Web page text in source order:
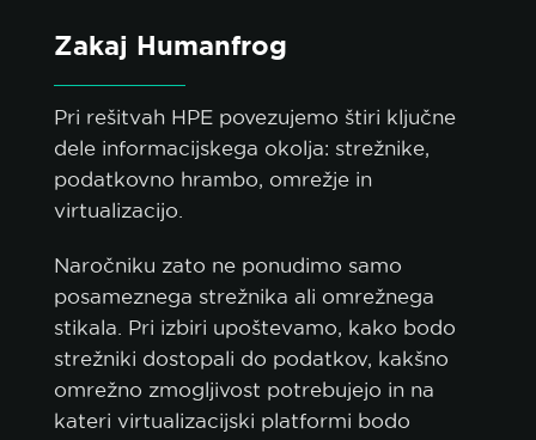
Zakaj Humanfrog
Pri rešitvah HPE povezujemo štiri ključne
dele informacijskega okolja: strežnike,
podatkovno hrambo, omrežje in
virtualizacijo.
Naročniku zato ne ponudimo samo
posameznega strežnika ali omrežnega
stikala. Pri izbiri upoštevamo, kako bodo
strežniki dostopali do podatkov, kakšno
omrežno zmogljivost potrebujejo in na
kateri virtualizacijski platformi bodo